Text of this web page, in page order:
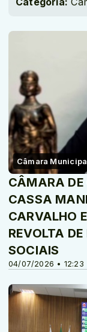
Câmara
04/07/2026 • 12:23
CÂMARA DE
CASSA
CARVALHO
REVOLTA
SOCIAIS